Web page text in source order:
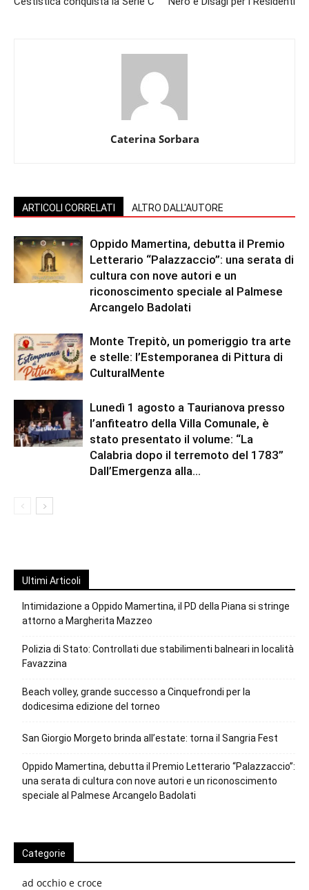
Caterina Sorbara
ARTICOLI CORRELATI ALTRO DALL'AUTORE
Oppido Mamertina, debutta il Premio
Letterario “Palazzaccio”: una serata di
cultura con nove autori e un
riconoscimento speciale al Palmese
Arcangelo Badolati
Monte Trepitò, un pomeriggio tra arte
e stelle: l’Estemporanea di Pittura di
CulturalMente
Lunedì 1 agosto a Taurianova presso
l’anfiteatro della Villa Comunale, è
stato presentato il volume: “La
Calabria dopo il terremoto del 1783”
Dall’Emergenza alla...
Ultimi Articoli
Intimidazione a Oppido Mamertina, il PD della Piana si stringe
attorno a Margherita Mazzeo
Polizia di Stato: Controllati due stabilimenti balneari in località
Favazzina
Beach volley, grande successo a Cinquefrondi per la
dodicesima edizione del torneo
San Giorgio Morgeto brinda all’estate: torna il Sangria Fest
Oppido Mamertina, debutta il Premio Letterario “Palazzaccio”:
una serata di cultura con nove autori e un riconoscimento
speciale al Palmese Arcangelo Badolati
Categorie
ad occhio e croce